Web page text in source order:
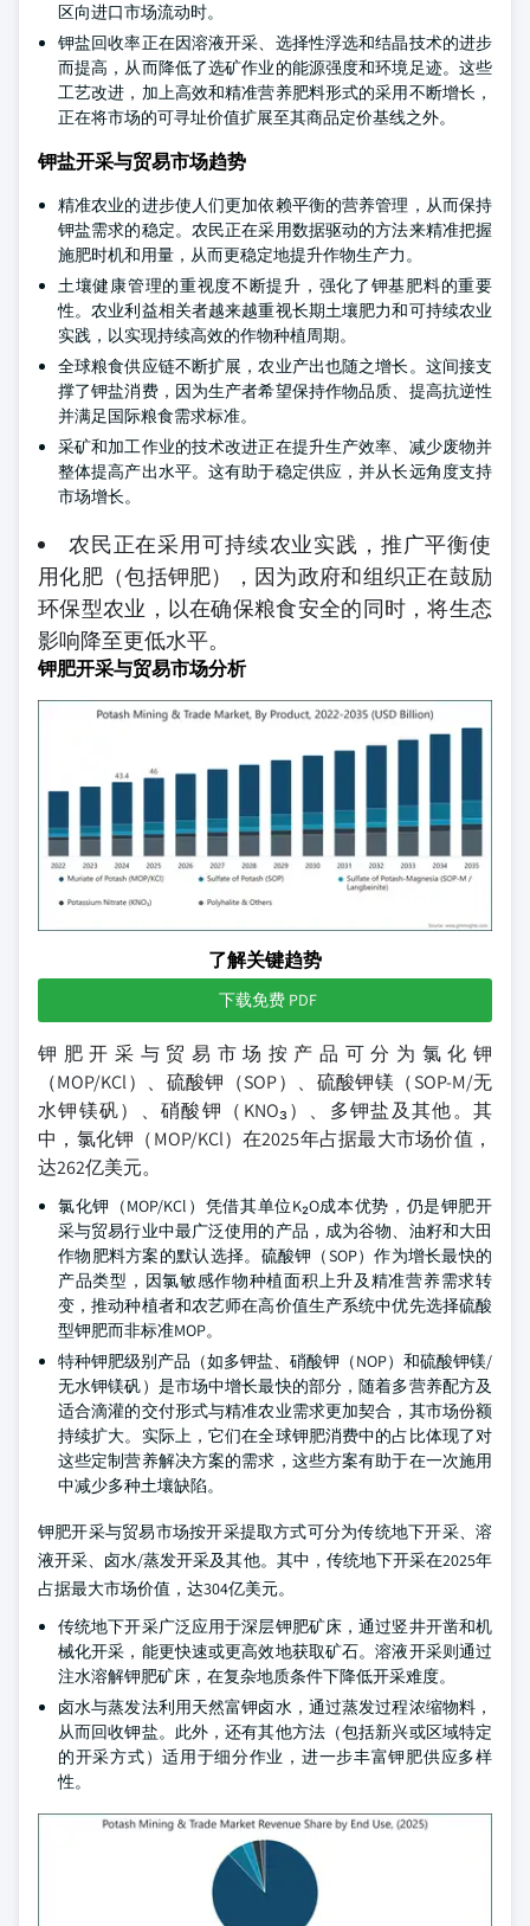
区向进口市场流动时。
钾盐回收率正在因溶液开采、选择性浮选和结晶技术的进步
而提高，从而降低了选矿作业的能源强度和环境足迹。这些
工艺改进，加上高效和精准营养肥料形式的采用不断增长，
正在将市场的可寻址价值扩展至其商品定价基线之外。
钾盐开采与贸易市场趋势
精准农业的进步使人们更加依赖平衡的营养管理，从而保持
钾盐需求的稳定。农民正在采用数据驱动的方法来精准把握
施肥时机和用量，从而更稳定地提升作物生产力。
土壤健康管理的重视度不断提升，强化了钾基肥料的重要
性。农业利益相关者越来越重视长期土壤肥力和可持续农业
实践，以实现持续高效的作物种植周期。
全球粮食供应链不断扩展，农业产出也随之增长。这间接支
撑了钾盐消费，因为生产者希望保持作物品质、提高抗逆性
并满足国际粮食需求标准。
采矿和加工作业的技术改进正在提升生产效率、减少废物并
整体提高产出水平。这有助于稳定供应，并从长远角度支持
市场增长。
农民正在采用可持续农业实践，推广平衡使
用化肥（包括钾肥），因为政府和组织正在鼓励
环保型农业，以在确保粮食安全的同时，将生态
影响降至更低水平。
钾肥开采与贸易市场分析
了解关键趋势
下载免费 PDF
钾肥开采与贸易市场按产品可分为氯化钾
（MOP/KCl）、硫酸钾（SOP）、硫酸钾镁（SOP-M/无
水钾镁矾）、硝酸钾（KNO₃）、多钾盐及其他。其
中，氯化钾（MOP/KCl）在2025年占据最大市场价值，
达262亿美元。
氯化钾（MOP/KCl）凭借其单位K₂O成本优势，仍是钾肥开
采与贸易行业中最广泛使用的产品，成为谷物、油籽和大田
作物肥料方案的默认选择。硫酸钾（SOP）作为增长最快的
产品类型，因氯敏感作物种植面积上升及精准营养需求转
变，推动种植者和农艺师在高价值生产系统中优先选择硫酸
型钾肥而非标准MOP。
特种钾肥级别产品（如多钾盐、硝酸钾（NOP）和硫酸钾镁/
无水钾镁矾）是市场中增长最快的部分，随着多营养配方及
适合滴灌的交付形式与精准农业需求更加契合，其市场份额
持续扩大。实际上，它们在全球钾肥消费中的占比体现了对
这些定制营养解决方案的需求，这些方案有助于在一次施用
中减少多种土壤缺陷。
钾肥开采与贸易市场按开采提取方式可分为传统地下开采、溶
液开采、卤水/蒸发开采及其他。其中，传统地下开采在2025年
占据最大市场价值，达304亿美元。
传统地下开采广泛应用于深层钾肥矿床，通过竖井开凿和机
械化开采，能更快速或更高效地获取矿石。溶液开采则通过
注水溶解钾肥矿床，在复杂地质条件下降低开采难度。
卤水与蒸发法利用天然富钾卤水，通过蒸发过程浓缩物料，
从而回收钾盐。此外，还有其他方法（包括新兴或区域特定
的开采方式）适用于细分作业，进一步丰富钾肥供应多样
性。